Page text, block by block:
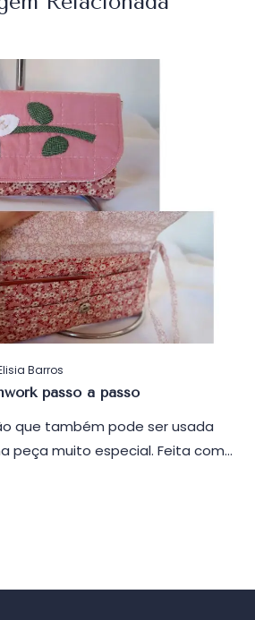
Barros
passo a passo
que também pode ser usada
peça muito especial. Feita com…